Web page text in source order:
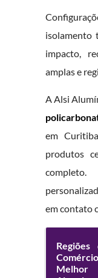
isolamento
impacto,
amplas e
A Alsi
em
produtos
em contato
Melhor